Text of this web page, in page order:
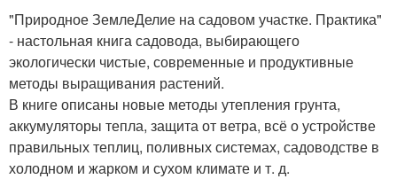
"Природное ЗемлеДелие на садовом участке. Практика"
- настольная книга садовода, выбирающего
экологически чистые, современные и продуктивные
методы выращивания растений.
В книге описаны новые методы утепления грунта,
аккумуляторы тепла, защита от ветра, всё о устройстве
правильных теплиц, поливных системах, садоводстве в
холодном и жарком и сухом климате и т. д.